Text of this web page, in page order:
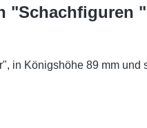
"Schachfiguren
in Königshöhe 89 mm